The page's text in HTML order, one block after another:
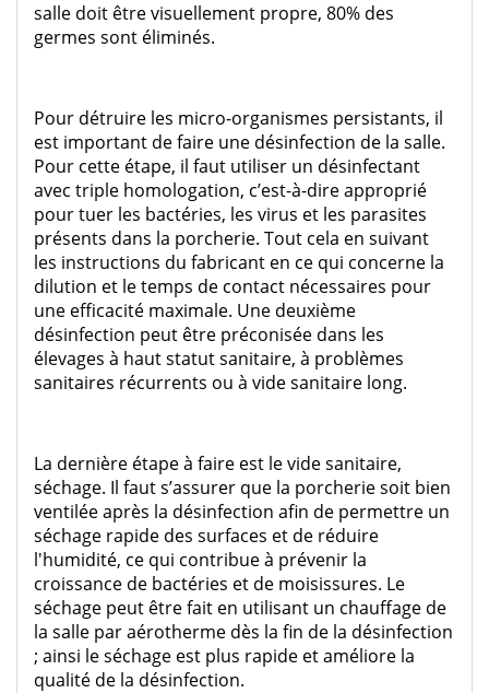
salle doit être visuellement propre, 80% des
germes sont éliminés.
Pour détruire les micro-organismes persistants, il
est important de faire une désinfection de la salle.
Pour cette étape, il faut utiliser un désinfectant
avec triple homologation, c’est-à-dire approprié
pour tuer les bactéries, les virus et les parasites
présents dans la porcherie. Tout cela en suivant
les instructions du fabricant en ce qui concerne la
dilution et le temps de contact nécessaires pour
une efficacité maximale. Une deuxième
désinfection peut être préconisée dans les
élevages à haut statut sanitaire, à problèmes
sanitaires récurrents ou à vide sanitaire long.
La dernière étape à faire est le vide sanitaire,
séchage. Il faut s’assurer que la porcherie soit bien
ventilée après la désinfection afin de permettre un
séchage rapide des surfaces et de réduire
l'humidité, ce qui contribue à prévenir la
croissance de bactéries et de moisissures. Le
séchage peut être fait en utilisant un chauffage de
la salle par aérotherme dès la fin de la désinfection
; ainsi le séchage est plus rapide et améliore la
qualité de la désinfection.